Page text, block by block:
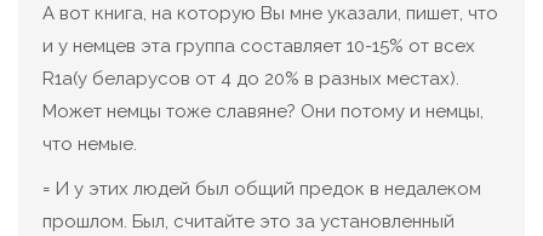
А вот книга, на которую Вы мне указали, пишет, что
и у немцев эта группа составляет 10-15% от всех
R1a(у беларусов от 4 до 20% в разных местах).
Может немцы тоже славяне? Они потому и немцы,
что немые.
= И у этих людей был общий предок в недалеком
прошлом. Был, считайте это за установленный